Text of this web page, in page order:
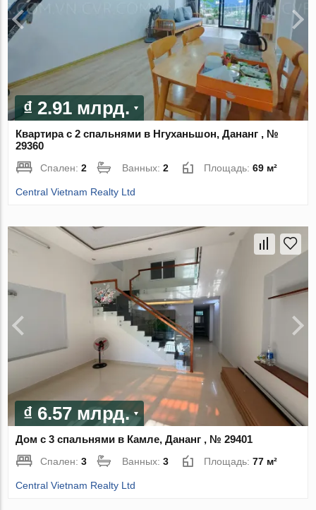
₫ 2.91 млрд.
Квартира с 2 спальнями в Нгуханьшон, Дананг , №
29360
Спален:2 Ванных:2 Площадь:69 м²
Central Vietnam Realty Ltd
₫ 6.57 млрд.
Дом с 3 спальнями в Камле, Дананг , № 29401
Спален:3 Ванных:3 Площадь:77 м²
Central Vietnam Realty Ltd